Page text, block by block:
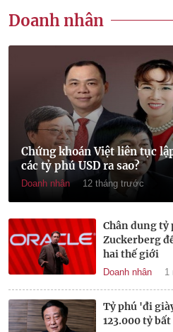
Doanh nhân
Chứng khoán Việt liên tục
các tỷ phú USD ra sao?
Doanh nhân 12 tháng trước
Chân dung tỷ
Zuckerberg
hai thế giới
Doanh nhân 1
Tỷ phú 'đi
123.000 tỷ